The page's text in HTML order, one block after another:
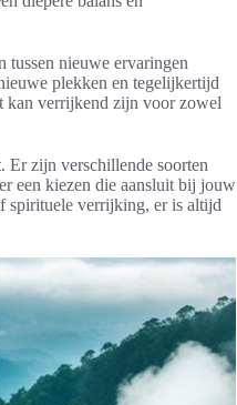
tussen nieuwe ervaringen
plekken en tegelijkertijd
kan verrijkend zijn voor zowel
Er zijn verschillende soorten
een kiezen die aansluit bij jouw
spirituele verrijking, er is altijd